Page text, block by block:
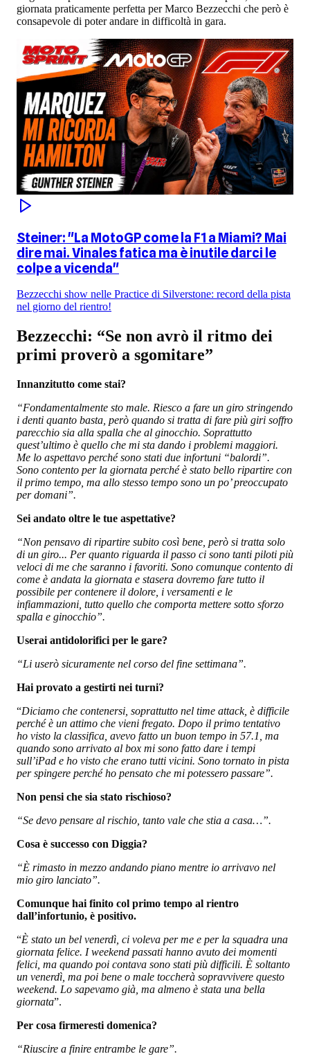
giornata praticamente perfetta per Marco Bezzecchi che però è
consapevole di poter andare in difficoltà in gara.
Steiner: "La MotoGP come la F1 a Miami? Mai
dire mai. Vinales fatica ma è inutile darci le
colpe a vicenda"
Bezzecchi show nelle Practice di Silverstone: record della pista
nel giorno del rientro!
Bezzecchi: “Se non avrò il ritmo dei
primi proverò a sgomitare”
Innanzitutto come stai?
“Fondamentalmente sto male. Riesco a fare un giro stringendo
i denti quanto basta, però quando si tratta di fare più giri soffro
parecchio sia alla spalla che al ginocchio. Soprattutto
quest’ultimo è quello che mi sta dando i problemi maggiori.
Me lo aspettavo perché sono stati due infortuni “balordi”.
Sono contento per la giornata perché è stato bello ripartire con
il primo tempo, ma allo stesso tempo sono un po’ preoccupato
per domani”.
Sei andato oltre le tue aspettative?
“Non pensavo di ripartire subito così bene, però si tratta solo
di un giro... Per quanto riguarda il passo ci sono tanti piloti più
veloci di me che saranno i favoriti. Sono comunque contento di
come è andata la giornata e stasera dovremo fare tutto il
possibile per contenere il dolore, i versamenti e le
infiammazioni, tutto quello che comporta mettere sotto sforzo
spalla e ginocchio”.
Userai antidolorifici per le gare?
“Li userò sicuramente nel corso del fine settimana”.
Hai provato a gestirti nei turni?
“Diciamo che contenersi, soprattutto nel time attack, è difficile
perché è un attimo che vieni fregato. Dopo il primo tentativo
ho visto la classifica, avevo fatto un buon tempo in 57.1, ma
quando sono arrivato al box mi sono fatto dare i tempi
sull’iPad e ho visto che erano tutti vicini. Sono tornato in pista
per spingere perché ho pensato che mi potessero passare”.
Non pensi che sia stato rischioso?
“Se devo pensare al rischio, tanto vale che stia a casa…”.
Cosa è successo con Diggia?
“È rimasto in mezzo andando piano mentre io arrivavo nel
mio giro lanciato”.
Comunque hai finito col primo tempo al rientro
dall’infortunio, è positivo.
“È stato un bel venerdì, ci voleva per me e per la squadra una
giornata felice. I weekend passati hanno avuto dei momenti
felici, ma quando poi contava sono stati più difficili. È soltanto
un venerdì, ma poi bene o male toccherà sopravvivere questo
weekend. Lo sapevamo già, ma almeno è stata una bella
giornata”.
Per cosa firmeresti domenica?
“Riuscire a finire entrambe le gare”.